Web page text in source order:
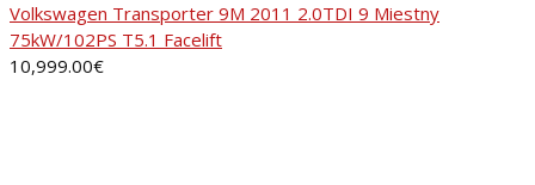
Volkswagen Transporter 9M 2011 2.0TDI 9 Miestny
75kW/102PS T5.1 Facelift
10,999.00€